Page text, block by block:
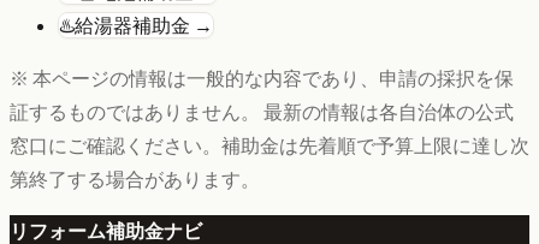
♨️給湯器補助金 →
※ 本ページの情報は一般的な内容であり、申請の採択を保
証するものではありません。 最新の情報は各自治体の公式
窓口にご確認ください。補助金は先着順で予算上限に達し次
第終了する場合があります。
リフォーム補助金ナビ